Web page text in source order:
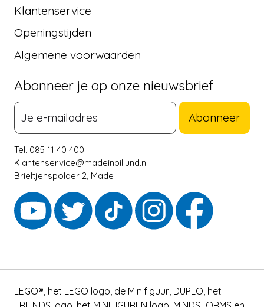
Klantenservice
Openingstijden
Algemene voorwaarden
Abonneer je op onze nieuwsbrief
Abonneer
Tel. 085 11 40 400
Klantenservice@madeinbillund.nl
Brieltjenspolder 2, Made
LEGO®, het LEGO logo, de Minifiguur, DUPLO, het